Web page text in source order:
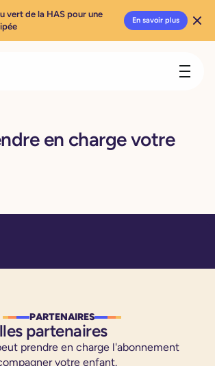
en charge votre
PARTENAIRES
partenaires
prendre en charge l'abonnement
votre enfant.
vert de la HAS pour une
En savoir plus